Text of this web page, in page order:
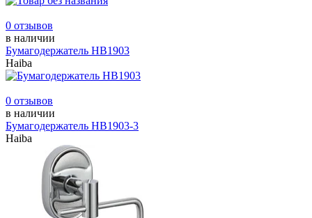
0 отзывов
в наличии
Бумагодержатель НВ1903
Haiba
0 отзывов
в наличии
Бумагодержатель НВ1903-3
Haiba